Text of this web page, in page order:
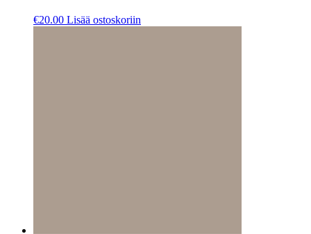
€20.00 Lisää ostoskoriin